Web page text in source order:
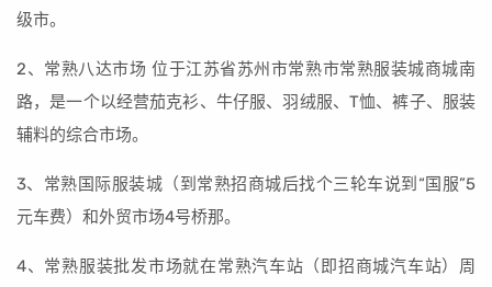
级市。
2、常熟八达市场 位于江苏省苏州市常熟市常熟服装城商城南
路，是一个以经营茄克衫、牛仔服、羽绒服、T恤、裤子、服装
辅料的综合市场。
3、常熟国际服装城（到常熟招商城后找个三轮车说到“国服”5
元车费）和外贸市场4号桥那。
4、常熟服装批发市场就在常熟汽车站（即招商城汽车站）周